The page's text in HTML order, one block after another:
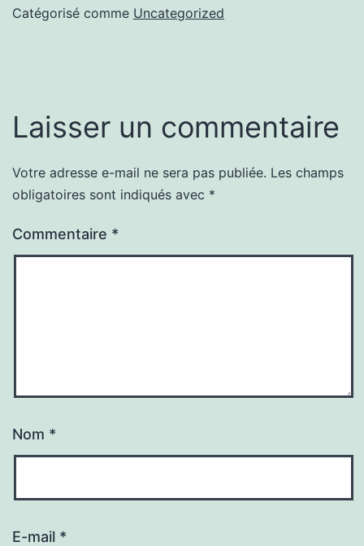
Catégorisé comme Uncategorized
Laisser un commentaire
Votre adresse e-mail ne sera pas publiée. Les champs
obligatoires sont indiqués avec *
Commentaire *
Nom *
E-mail *